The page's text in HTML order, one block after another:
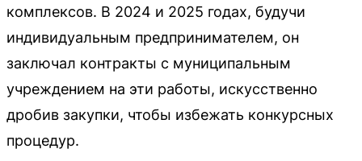
комплексов. В 2024 и 2025 годах, будучи
индивидуальным предпринимателем, он
заключал контракты с муниципальным
учреждением на эти работы, искусственно
дробив закупки, чтобы избежать конкурсных
процедур.